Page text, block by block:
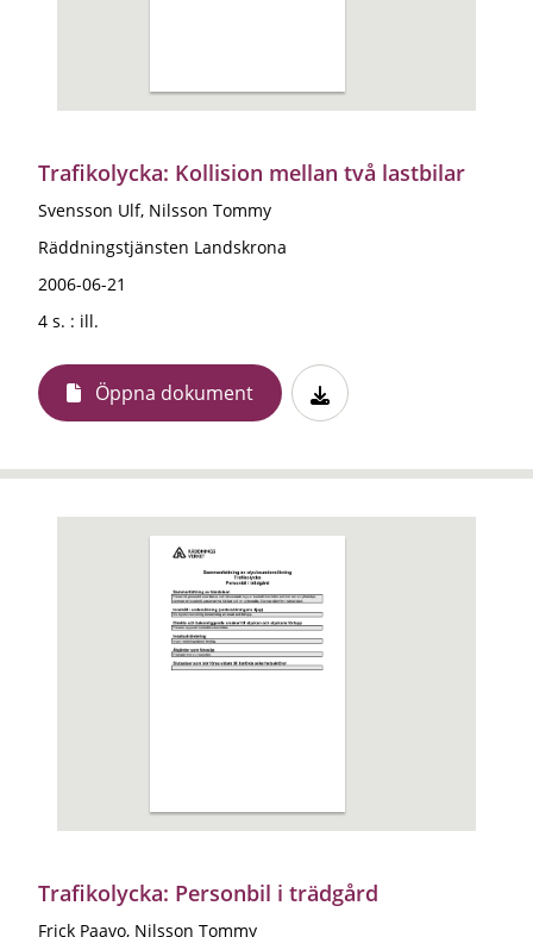
Trafikolycka: Kollision mellan två lastbilar
Svensson Ulf, Nilsson Tommy
Räddningstjänsten Landskrona
2006-06-21
4 s. : ill.
Öppna dokument
Trafikolycka: Personbil i trädgård
Frick Paavo, Nilsson Tommy